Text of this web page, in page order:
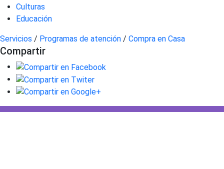
Culturas
Educación
Servicios / Programas de atención / Compra en Casa
Compartir